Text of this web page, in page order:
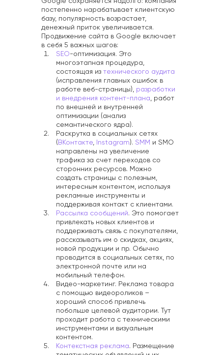
постепенно нарабатывает клиентскую
базу, популярность возрастает,
денежный приток увеличивается.
Продвижение сайта в Google включает
в себя 5 важных шагов:
SEO-оптимизация. Это
многоэтапная процедура,
состоящая из технического аудита
(исправления главных ошибок в
работе веб-страницы), разработки
и внедрения контент-плана, работ
по внешней и внутренней
оптимизации (анализ
семантического ядра).
Раскрутка в социальных сетях
( ВКонтакте, Instagram). SMM и SMO
направлены на увеличение
трафика за счет переходов со
сторонних ресурсов. Можно
создать страницы с полезным,
интересным контентом, используя
рекламные инструменты и
поддерживая контакт с клиентами.
Рассылка сообщений. Это помогает
привлекать новых клиентов и
поддерживать связь с покупателями,
рассказывать им о скидках, акциях,
новой продукции и пр. Обычно
проводится в социальных сетях, по
электронной почте или на
мобильный телефон.
Видео-маркетинг. Реклама товара
с помощью видеороликов –
хороший способ привлечь
побольше целевой аудитории. Тут
проходит работа с техническими
инструментами и визуальным
контентом.
Контекстная реклама. Размещение